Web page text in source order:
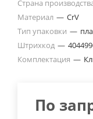
Страна
Материал — CrV
Тип упаковки —
Штрихкод —
Комплектация —
По